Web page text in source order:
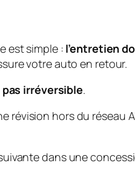
est simple : l’entretien
votre auto en retour.
pas irréversible.
hors du réseau
dans une